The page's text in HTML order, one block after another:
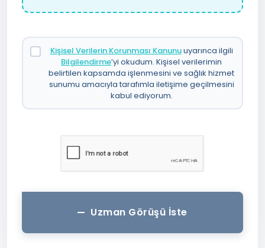
Kişisel Verilerin Korunması Kanunuuyarınca ilgili
Bilgilendirme’yi okudum. Kişisel verilerimin
belirtilen kapsamda işlenmesini ve sağlık hizmet
sunumu amacıyla tarafımla iletişime geçilmesini
kabul ediyorum.
Uzman Görüşü İste